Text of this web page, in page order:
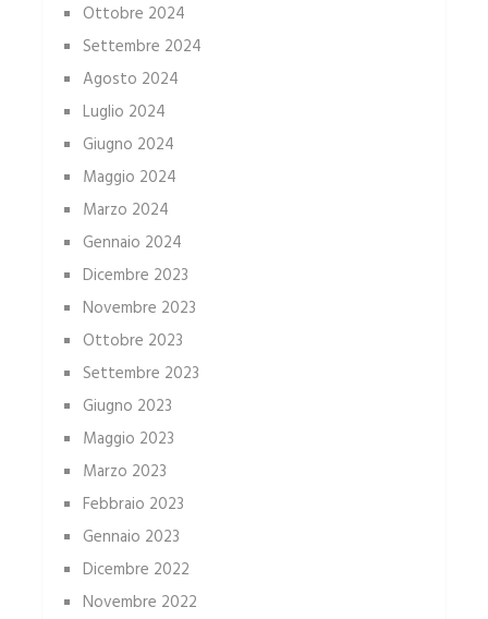
Ottobre 2024
Settembre 2024
Agosto 2024
Luglio 2024
Giugno 2024
Maggio 2024
Marzo 2024
Gennaio 2024
Dicembre 2023
Novembre 2023
Ottobre 2023
Settembre 2023
Giugno 2023
Maggio 2023
Marzo 2023
Febbraio 2023
Gennaio 2023
Dicembre 2022
Novembre 2022